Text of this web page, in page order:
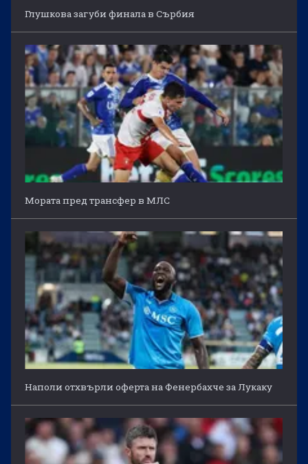
Глушкова загуби финала в Сърбия
Мората пред трансфер в МЛС
Наполи отхвърли оферта на Фенербахче за Лукаку